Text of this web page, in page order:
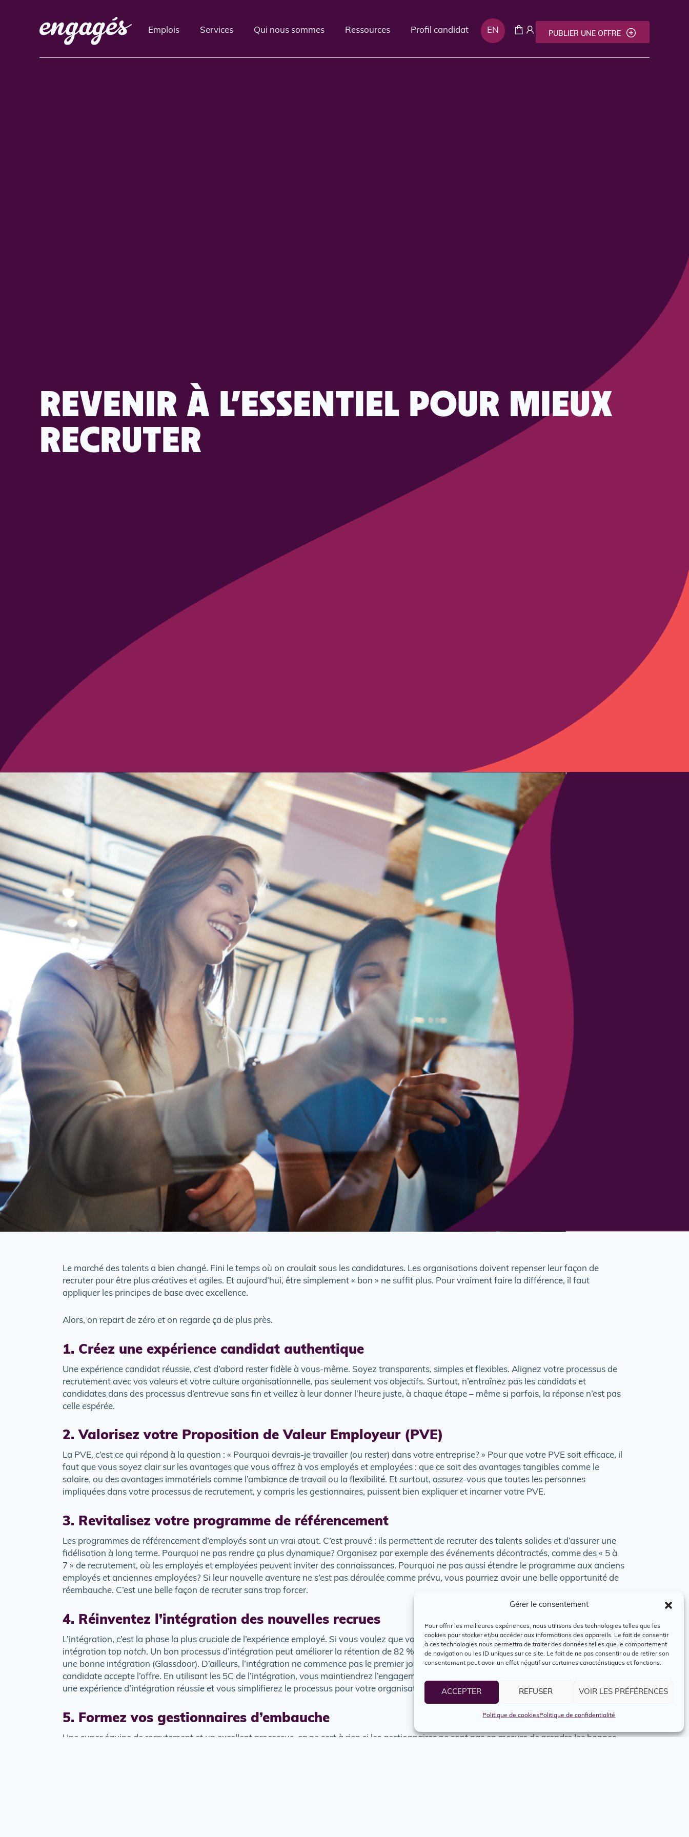
Gérer le consentement
Pour offrir les meilleures expériences, nous utilisons des technologies telles que les
cookies pour stocker et/ou accéder aux informations des appareils. Le fait de consentir
à ces technologies nous permettra de traiter des données telles que le comportement
de navigation ou les ID uniques sur ce site. Le fait de ne pas consentir ou de retirer son
consentement peut avoir un effet négatif sur certaines caractéristiques et fonctions.
ACCEPTER REFUSER VOIR LES PRÉFÉRENCES
Politique de cookiesPolitique de confidentialité
Emplois Services Qui nous sommes Ressources Profil candidat EN PUBLIER UNE OFFRE
REVENIR À L’ESSENTIEL POUR MIEUX
RECRUTER
Le marché des talents a bien changé. Fini le temps où on croulait sous les candidatures. Les organisations doivent repenser leur façon de
recruter pour être plus créatives et agiles. Et aujourd’hui, être simplement « bon » ne suffit plus. Pour vraiment faire la différence, il faut
appliquer les principes de base avec excellence.
Alors, on repart de zéro et on regarde ça de plus près.
1. Créez une expérience candidat authentique
Une expérience candidat réussie, c’est d’abord rester fidèle à vous-même. Soyez transparents, simples et flexibles. Alignez votre processus de
recrutement avec vos valeurs et votre culture organisationnelle, pas seulement vos objectifs. Surtout, n’entraînez pas les candidats et
candidates dans des processus d’entrevue sans fin et veillez à leur donner l’heure juste, à chaque étape – même si parfois, la réponse n’est pas
celle espérée.
2. Valorisez votre Proposition de Valeur Employeur (PVE)
La PVE, c’est ce qui répond à la question : « Pourquoi devrais-je travailler (ou rester) dans votre entreprise? » Pour que votre PVE soit efficace, il
faut que vous soyez clair sur les avantages que vous offrez à vos employés et employées : que ce soit des avantages tangibles comme le
salaire, ou des avantages immatériels comme l’ambiance de travail ou la flexibilité. Et surtout, assurez-vous que toutes les personnes
impliquées dans votre processus de recrutement, y compris les gestionnaires, puissent bien expliquer et incarner votre PVE.
3. Revitalisez votre programme de référencement
Les programmes de référencement d’employés sont un vrai atout. C’est prouvé : ils permettent de recruter des talents solides et d’assurer une
fidélisation à long terme. Pourquoi ne pas rendre ça plus dynamique? Organisez par exemple des événements décontractés, comme des « 5 à
7 » de recrutement, où les employés et employées peuvent inviter des connaissances. Pourquoi ne pas aussi étendre le programme aux anciens
employés et anciennes employées? Si leur nouvelle aventure ne s’est pas déroulée comme prévu, vous pourriez avoir une belle opportunité de
réembauche. C’est une belle façon de recruter sans trop forcer.
4. Réinventez l’intégration des nouvelles recrues
L’intégration, c’est la phase la plus cruciale de l’expérience employé. Si vous voulez que vos nouvelles recrues restent, vous devez leur offrir une
intégration top notch. Un bon processus d’intégration peut améliorer la rétention de 82 %, et pourtant, 88 % des organisations n’assurent pas
une bonne intégration (Glassdoor). D’ailleurs, l’intégration ne commence pas le premier jour de travail, elle commence dès que le candidat ou la
candidate accepte l’offre. En utilisant les 5C de l’intégration, vous maintiendrez l’engagement de vos nouvelles recrues, vous les préparerez à
une expérience d’intégration réussie et vous simplifierez le processus pour votre organisation.
5. Formez vos gestionnaires d’embauche
Une super équipe de recrutement et un excellent processus, ça ne sert à rien si les gestionnaires ne sont pas en mesure de prendre les bonnes